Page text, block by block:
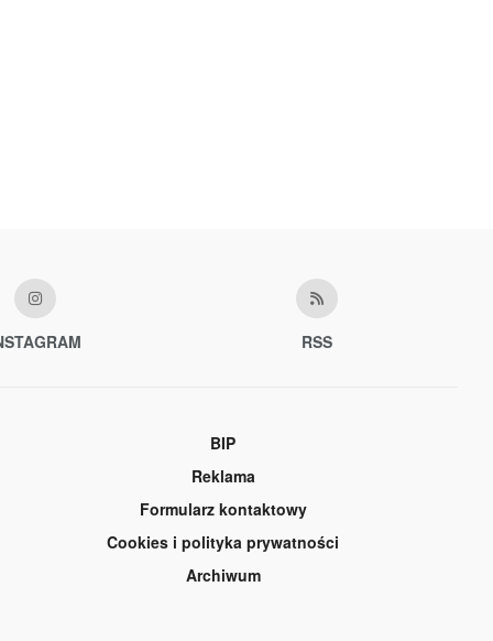
RSS
BIP
Reklama
Formularz kontaktowy
Cookies i polityka prywatności
Archiwum